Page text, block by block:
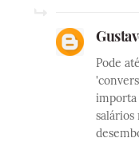
Pode
importa